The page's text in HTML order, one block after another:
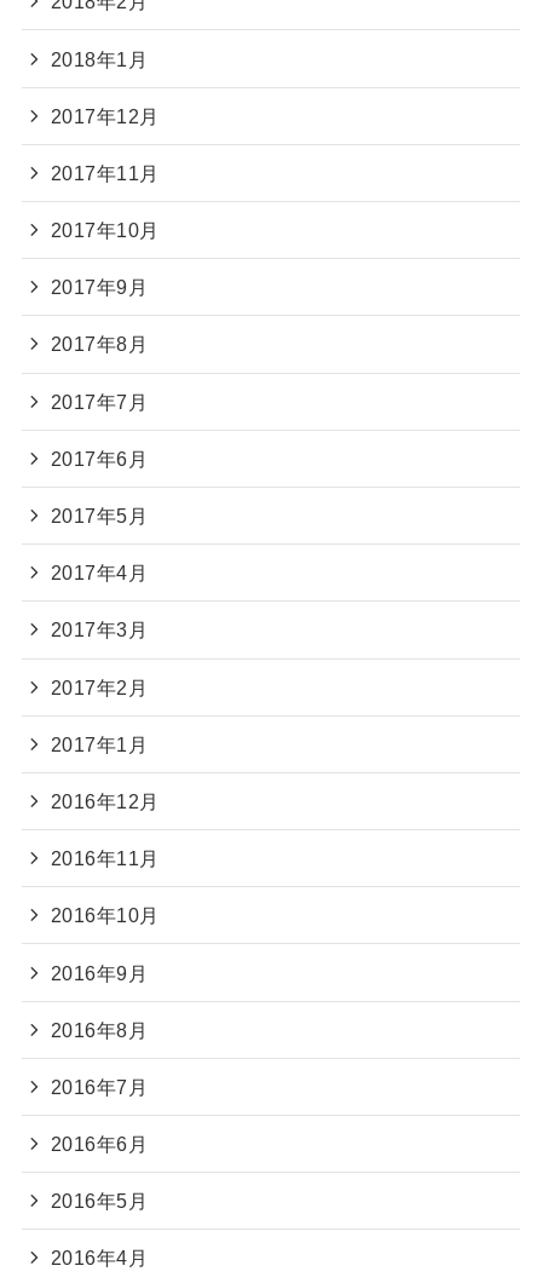
2018年1月
2017年12月
2017年11月
2017年10月
2017年9月
2017年8月
2017年7月
2017年6月
2017年5月
2017年4月
2017年3月
2017年2月
2017年1月
2016年12月
2016年11月
2016年10月
2016年9月
2016年8月
2016年7月
2016年6月
2016年5月
2016年4月